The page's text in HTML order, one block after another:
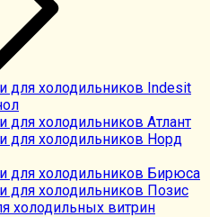
для холодильников Indesit
для холодильников Атлант
для холодильников Норд
для холодильников Бирюса
для холодильников Позис
холодильных витрин